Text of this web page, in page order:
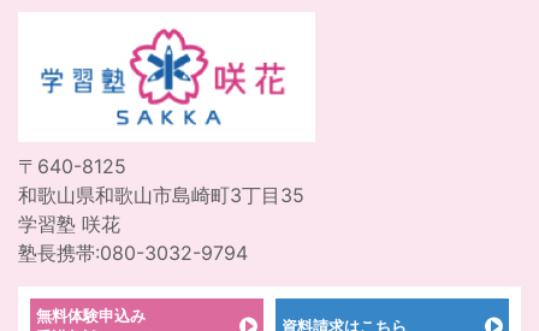
〒640-8125
和歌山県和歌山市島崎町3丁目35
学習塾 咲花
塾長携帯:080-3032-9794
無料体験申込み
資料請求はこちら